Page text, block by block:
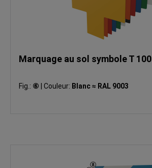
Marquage au sol symbole T 100
Fig.: ⑥ Couleur: Blanc ≈ RAL 9003